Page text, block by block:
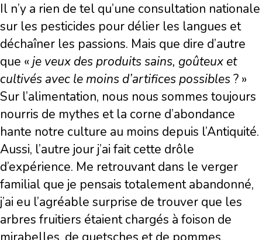
Il n’y a rien de tel qu’une consultation nationale
sur les pesticides pour délier les langues et
déchaîner les passions. Mais que dire d’autre
que « je veux des produits sains, goûteux et
cultivés avec le moins d’artifices possibles? »
Sur l’alimentation, nous nous sommes toujours
nourris de mythes et la corne d’abondance
hante notre culture au moins depuis l’Antiquité.
Aussi, l’autre jour j’ai fait cette drôle
d’expérience. Me retrouvant dans le verger
familial que je pensais totalement abandonné,
j’ai eu l’agréable surprise de trouver que les
arbres fruitiers étaient chargés à foison de